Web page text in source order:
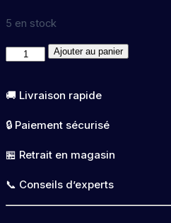
5 en stock
quantité
Lobophyllia
M
Ajouter au panier
🚚 Livraison rapide
🔒 Paiement sécurisé
🏪 Retrait en magasin
📞 Conseils d’experts